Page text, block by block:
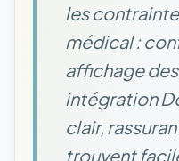
les
médical :
affichage
intégration
clair,
trouvent